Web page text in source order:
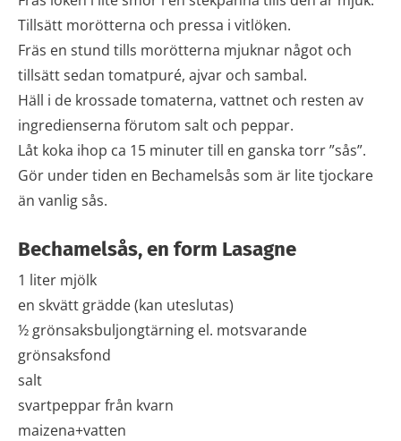
Tillsätt morötterna och pressa i vitlöken.
Fräs en stund tills morötterna mjuknar något och
tillsätt sedan tomatpuré, ajvar och sambal.
Häll i de krossade tomaterna, vattnet och resten av
ingredienserna förutom salt och peppar.
Låt koka ihop ca 15 minuter till en ganska torr ”sås”.
Gör under tiden en Bechamelsås som är lite tjockare
än vanlig sås.
Bechamelsås, en form Lasagne
1 liter mjölk
en skvätt grädde (kan uteslutas)
½ grönsaksbuljongtärning el. motsvarande
grönsaksfond
salt
svartpeppar från kvarn
maizena+vatten